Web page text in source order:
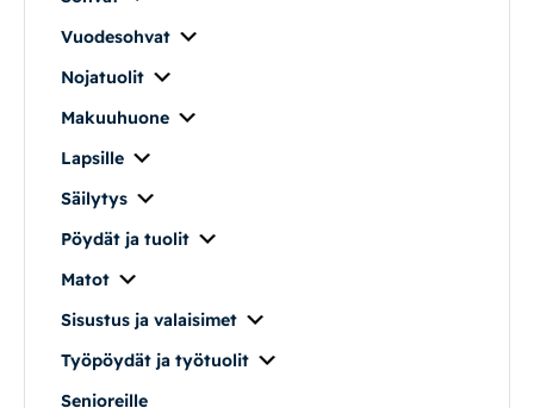
Säilytys
Työpöydät ja työtuolit
Matot
Ulkokalusteet
Vuodesohvat
Nojatuolit
Makuuhuone
Lapsille
Säilytys
Pöydät ja tuolit
Matot
Sisustus ja valaisimet
Työpöydät ja työtuolit
Senioreille